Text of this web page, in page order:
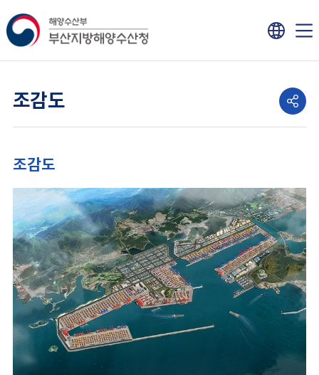
조감도
조감도